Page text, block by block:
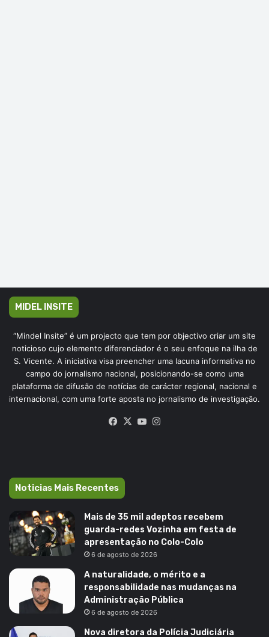
MIDEL INSITE
“Mindel Insite” é um projecto que tem por objectivo criar um site
noticioso cujo elemento diferenciador é o seu enfoque na ilha de
S. Vicente. A iniciativa visa preencher uma lacuna informativa no
campo do jornalismo nacional, posicionando-se como uma
plataforma de difusão de notícias de carácter regional, nacional e
internacional, com uma forte aposta no jornalismo de investigação.
Facebook
X YouTube
Noticias Mais Recentes
Mais de 35 mil adeptos recebem
guarda-redes Vozinha em festa de
apresentação no Colo-Colo
6 de agosto de 2026
A naturalidade, o mérito e a
responsabilidade nas mudanças na
Administração Pública
6 de agosto de 2026
Nova diretora da Polícia Judiciária